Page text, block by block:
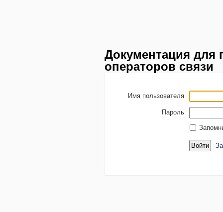
Документация для
операторов связи
Имя пользователя
Пароль